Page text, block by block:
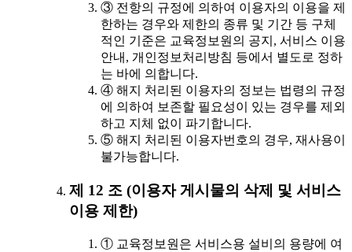
③ 전항의 규정에 의하여 이용자의 이용을 제
한하는 경우와 제한의 종류 및 기간 등 구체
적인 기준은 교육정보원의 공지, 서비스 이용
안내, 개인정보처리방침 등에서 별도로 정하
는 바에 의합니다.
④ 해지 처리된 이용자의 정보는 법령의 규정
에 의하여 보존할 필요성이 있는 경우를 제외
하고 지체 없이 파기합니다.
⑤ 해지 처리된 이용자번호의 경우, 재사용이
불가능합니다.
제 12 조 (이용자 게시물의 삭제 및 서비스
이용 제한)
① 교육정보원은 서비스용 설비의 용량에 여